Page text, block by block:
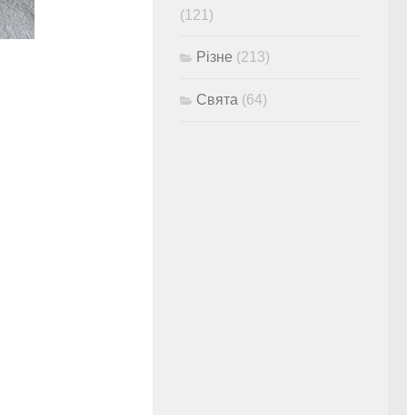
(121)
Різне (213)
Свята (64)